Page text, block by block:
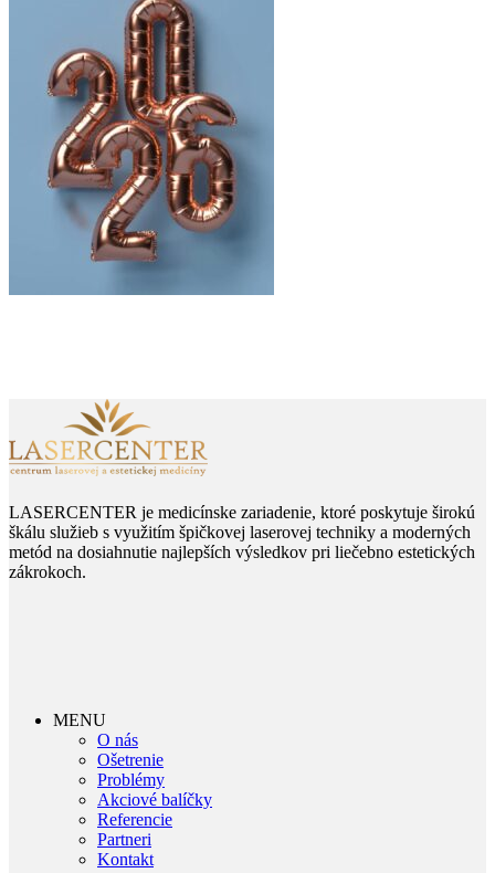
LASERCENTER je medicínske zariadenie, ktoré poskytuje širokú
škálu služieb s využitím špičkovej laserovej techniky a moderných
metód na dosiahnutie najlepších výsledkov pri liečebno estetických
zákrokoch.
MENU
O nás
Ošetrenie
Problémy
Akciové balíčky
Referencie
Partneri
Kontakt